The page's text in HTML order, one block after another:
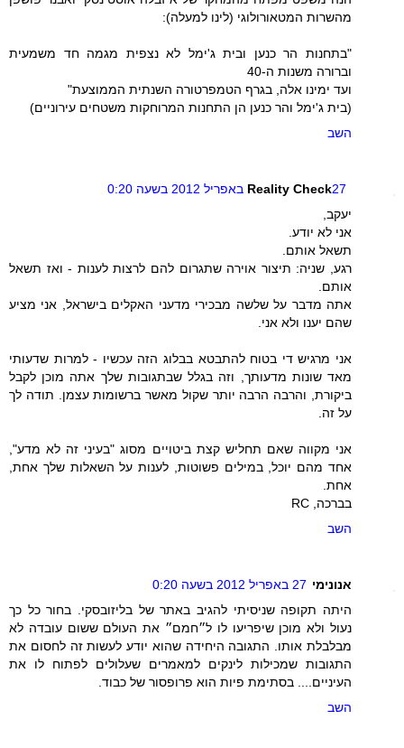
מהשרות המטאורולוגי (לינו למעלה):
"בתחנות הר כנען ובית ג'ימל לא נצפית מגמה חד משמעית
וברורה משנות ה-40
ועד ימינו אלה, בגרף הטמפרטורה השנתית הממוצעת"
(בית ג'ימל והר כנען הן התחנות המרוחקות משטחים עירוניים)
השב
Reality Check27 באפריל 2012 בשעה 0:20
יעקב,
אני לא יודע.
תשאל אותם.
רגע, שניה: תיצור אוירה שתגרום להם לרצות לענות - ואז תשאל
אותם.
אתה מדבר על שלשה מבכירי מדעני האקלים בישראל, אני מציע
שהם יענו ולא אני.
אני מרגיש די בטוח להתבטא בבלוג הזה עכשיו - למרות שדעותי
מאד שונות מדעותך, וזה בגלל שבתגובות שלך אתה מוכן לקבל
ביקורת, והרבה הרבה יותר שקול מאשר ברשומות עצמן. תודה לך
על זה.
אני מקווה שאם תחליש קצת ביטויים מסוג "בעיני זה לא מדע",
אחד מהם יוכל, במילים פשוטות, לענות על השאלות שלך אחת,
אחת.
בברכה, RC
השב
אנונימי 27 באפריל 2012 בשעה 0:20
היתה תקופה שניסיתי להגיב באתר של בליזובסקי. בחור כל כך
נעול ולא מוכן שיפריעו לו ל״חמם״ את העולם ששום עובדה לא
מבלבלת אותו. התגובה היחידה שהוא יודע לעשות זה לחסום את
התגובות שמכילות לינקים למאמרים שעלולים לפתוח לו את
העיניים.... בסתימת פיות הוא פרופסור של כבוד.
השב